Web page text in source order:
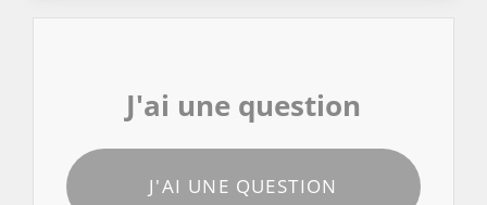
J'ai une question
J'AI UNE QUESTION